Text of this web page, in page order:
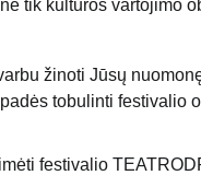
tik kultūros vartojimo
žinoti Jūsų
tobulinti festivalio
festivalio